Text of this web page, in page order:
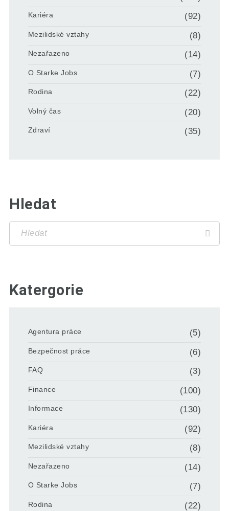
Kariéra (92)
Mezilidské vztahy (8)
Nezařazeno (14)
O Starke Jobs (7)
Rodina (22)
Volný čas (20)
Zdraví (35)
Hledat
Katergorie
Agentura práce (5)
Bezpečnost práce (6)
FAQ (3)
Finance (100)
Informace (130)
Kariéra (92)
Mezilidské vztahy (8)
Nezařazeno (14)
O Starke Jobs (7)
Rodina (22)